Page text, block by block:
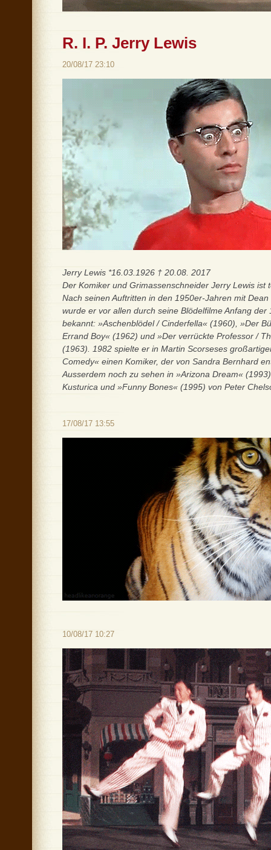
R. I. P. Jerry Lewis
20/08/17 23:10
Jerry Lewis *16.03.1926 † 20.08. 2017
Der Komiker und Grimassenschneider Jerry Lewis ist
Nach seinen Auftritten in den 1950er-Jahren mit
wurde er vor allen durch seine Blödelfilme Anfang der
bekannt: »Aschenblödel / Cinderfella« (1960), »Der
Errand Boy« (1962) und »Der verrückte Professor /
(1963). 1982 spielte er in Martin Scorseses
Comedy« einen Komiker, der von Sandra Bernhard
Ausserdem noch zu sehen in »Arizona Dream«
Kusturica und »Funny Bones« (1995) von Peter
17/08/17 13:55
10/08/17 10:27